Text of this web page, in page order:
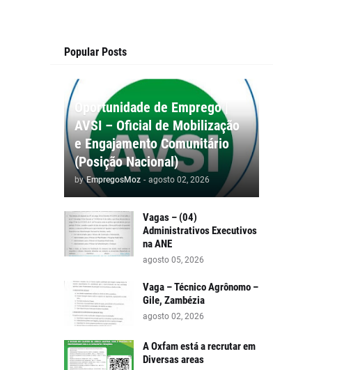
Popular Posts
Oportunidade de Emprego |
AVSI – Oficial de Mobilização
e Engajamento Comunitário
(Posição Nacional)
by EmpregosMoz - agosto 02, 2026
Vagas – (04)
Administrativos Executivos
na ANE
agosto 05, 2026
Vaga – Técnico Agrônomo –
Gile, Zambézia
agosto 02, 2026
A Oxfam está a recrutar em
Diversas areas